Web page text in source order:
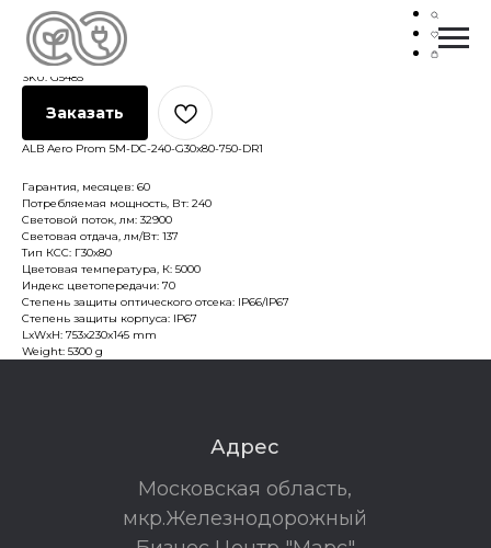
ALB AERO PROM 5M-DC-240-G30X80-750-
DR1
ALB
SKU: G5485
Заказать
ALB Aero Prom 5M-DC-240-G30x80-750-DR1
Гарантия, месяцев: 60
Потребляемая мощность, Вт: 240
Световой поток, лм: 32900
Световая отдача, лм/Вт: 137
Тип КСС: Г30х80
Цветовая температура, К: 5000
Индекс цветопередачи: 70
Степень защиты оптического отсека: IP66/IP67
Степень защиты корпуса: IP67
LxWxH: 753x230x145 mm
Weight: 5300 g
Адрес
Московская область,
мкр.Железнодорожный